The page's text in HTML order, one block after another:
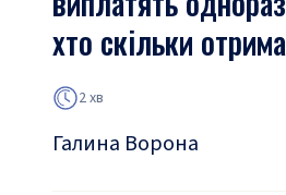
хто скільки
2 хв
Галина Ворона